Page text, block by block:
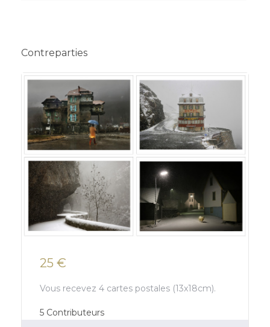
Contreparties
25 €
Vous recevez 4 cartes postales (13x18cm).
5 Contributeurs